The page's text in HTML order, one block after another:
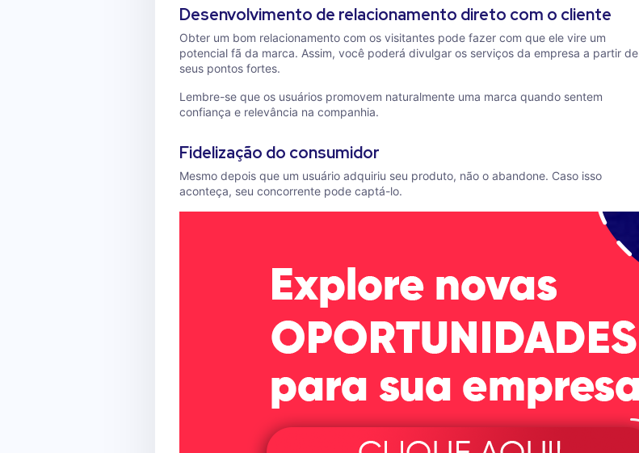
Desenvolvimento de relacionamento direto com o cliente
Obter um bom relacionamento com os visitantes pode fazer com que ele vire um
potencial fã da marca. Assim, você poderá divulgar os serviços da empresa a partir de
seus pontos fortes.
Lembre-se que os usuários promovem naturalmente uma marca quando sentem
confiança e relevância na companhia.
Fidelização do consumidor
Mesmo depois que um usuário adquiriu seu produto, não o abandone. Caso isso
aconteça, seu concorrente pode captá-lo.